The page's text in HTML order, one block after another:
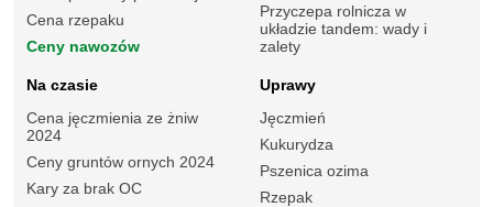
Cena rzepaku
Ceny nawozów
Przyczepa rolnicza w
układzie tandem: wady i
zalety
Na czasie
Cena jęczmienia ze żniw
2024
Ceny gruntów ornych 2024
Kary za brak OC
Uprawy
Jęczmień
Kukurydza
Pszenica ozima
Rzepak